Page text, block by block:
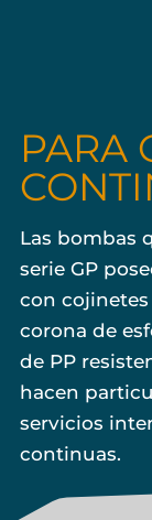
PARA
Las bombas
serie GP
con
corona de
de PP
hacen
servicios
continuas.